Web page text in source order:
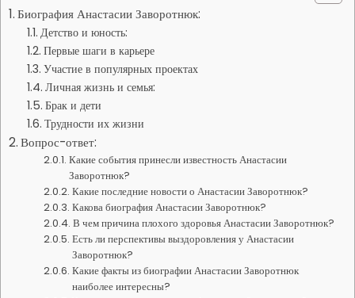
Биография Анастасии Заворотнюк:
Детство и юность:
Первые шаги в карьере
Участие в популярных проектах
Личная жизнь и семья:
Брак и дети
Трудности их жизни
Вопрос-ответ:
Какие события принесли известность Анастасии
Заворотнюк?
Какие последние новости о Анастасии Заворотнюк?
Какова биография Анастасии Заворотнюк?
В чем причина плохого здоровья Анастасии Заворотнюк?
Есть ли перспективы выздоровления у Анастасии
Заворотнюк?
Какие факты из биографии Анастасии Заворотнюк
наиболее интересны?